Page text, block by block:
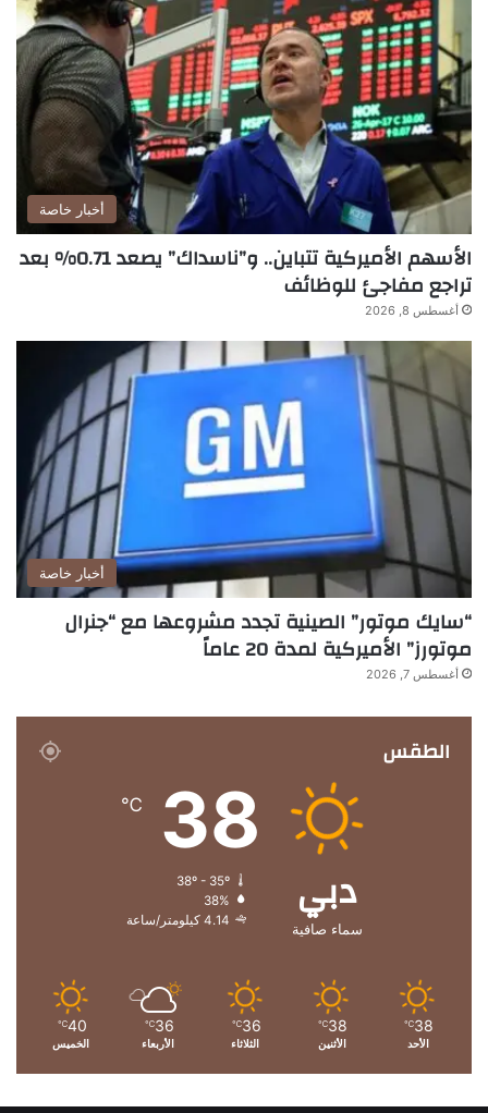
أخبار خاصة
الأسهم الأميركية تتباين.. و”ناسداك” يصعد 0.71% بعد
تراجع مفاجئ للوظائف
أغسطس 8, 2026
أخبار خاصة
“سايك موتور” الصينية تجدد مشروعها مع “جنرال
موتورز” الأميركية لمدة 20 عاماً
أغسطس 7, 2026
الطقس
دبي
سماء صافية
38
℃
38º - 35º
38%
4.14 كيلومتر/ساعة
38
℃
الأحد
38
℃
الأثنين
36
℃
الثلاثاء
36
℃
الأربعاء
40
℃
الخميس